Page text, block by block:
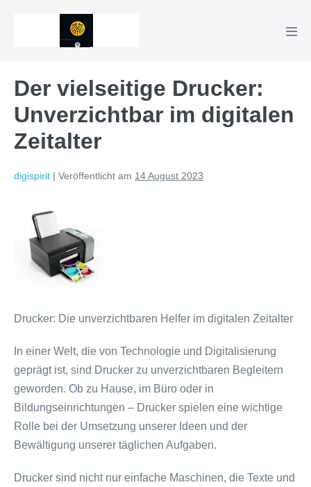
Der vielseitige Drucker:
Unverzichtbar im digitalen
Zeitalter
digispirit | Veröffentlicht am 14 August 2023
Drucker: Die unverzichtbaren Helfer im digitalen Zeitalter
In einer Welt, die von Technologie und Digitalisierung
geprägt ist, sind Drucker zu unverzichtbaren Begleitern
geworden. Ob zu Hause, im Büro oder in
Bildungseinrichtungen – Drucker spielen eine wichtige
Rolle bei der Umsetzung unserer Ideen und der
Bewältigung unserer täglichen Aufgaben.
Drucker sind nicht nur einfache Maschinen, die Texte und